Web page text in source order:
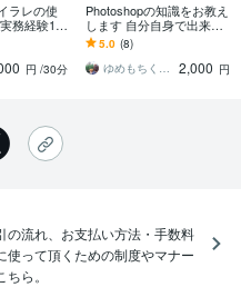
ラレの使
務経験15
イナー
円 /30分
Photoshopの知識をお教え
します 自分自身で出来る
ことが増える！！
5.0 (8)
ゆめもちくま★デザイン
2,000 円
の流れ、お支払い方法・手数料
使って頂くための制度やマナー
ら。